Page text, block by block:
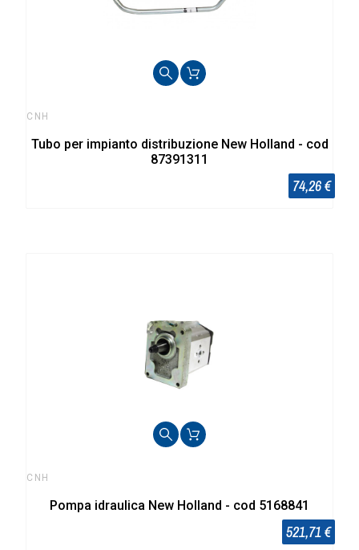
CNH
Tubo per impianto distribuzione New Holland - cod
87391311
74,26 €
CNH
Pompa idraulica New Holland - cod 5168841
521,71 €